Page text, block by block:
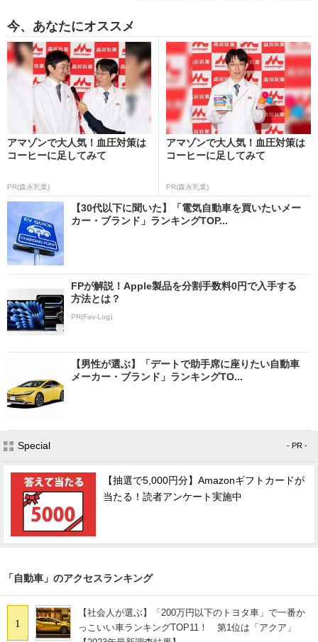
今、あなたにオススメ
アマゾンで大人気！血圧対策は
コーヒーに足してみて
PR(森永乳業)
アマゾンで大人気！血圧対策は
コーヒーに足してみて
PR(森永乳業)
【30代以下に聞いた】「電気自動車を買いたいメー
カー・ブランド」ランキングTOP...
FPが解説！Apple製品を分割手数料0円で入手する
方法とは？
PR(Fav-Log)
【男性が選ぶ】「デートで助手席に座りたい自動車
メーカー・ブランド」ランキングTO...
Special - PR -
【抽選で5,000円分】Amazonギフトカードが
当たる！読者アンケート実施中
「自動車」のアクセスランキング
1
【社会人が選ぶ】「200万円以下のトヨタ車」で一番か
っこいい車ランキングTOP11！ 第1位は「アクア」